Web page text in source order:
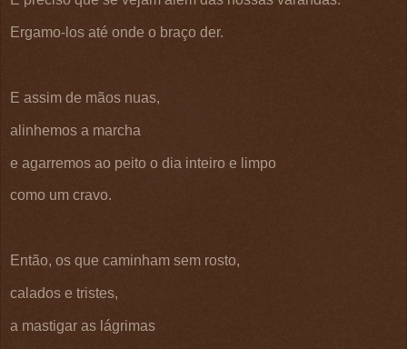
Ergamo-los até onde o braço der.
E assim de mãos nuas,
alinhemos a marcha
e agarremos ao peito o dia inteiro e limpo
como um cravo.
Então, os que caminham sem rosto,
calados e tristes,
a mastigar as lágrimas